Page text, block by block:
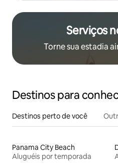
Serviços
Torne sua estadia
Destinos para
Destinos perto de você
Panama City Beach
Aluguéis por temporada